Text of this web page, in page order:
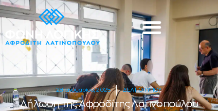
28 Ιανουαρίου, 2025 ΔΕΛΤΙΟ ΤΥΠΟΥ
Δήλωση της Αφροδίτης Λατινοπούλου